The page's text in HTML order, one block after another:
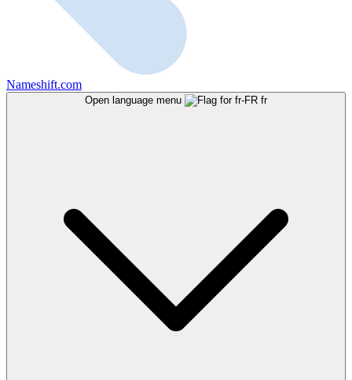
Nameshift.com
Open language menu fr